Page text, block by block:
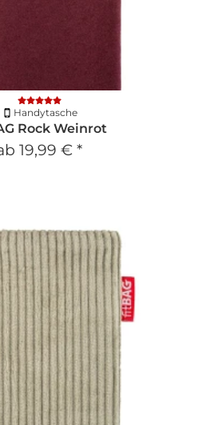
Handytasche
Rock Weinrot
19,99 € *